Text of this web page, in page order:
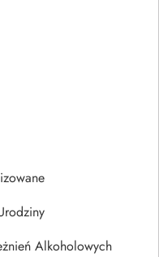
Alkoholowych